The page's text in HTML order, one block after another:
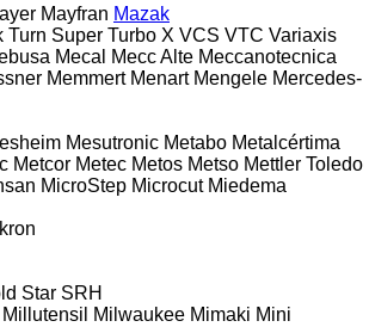
Mayfran Mazak
Turn Super Turbo X VCS VTC Variaxis
Mecal Mecc Alte Meccanotecnica
Memmert Menart Mengele Mercedes-
Mesutronic Metabo Metalcértima
Metcor Metec Metos Metso Mettler Toledo
MicroStep Microcut Miedema
Star SRH
Millutensil Milwaukee Mimaki Mini